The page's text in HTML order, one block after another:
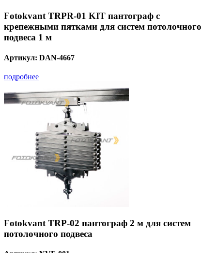
Fotokvant TRPR-01 KIT пантограф с
крепежными пятками для систем потолочного
подвеса 1 м
Артикул: DAN-4667
подробнее
Fotokvant TRP-02 пантограф 2 м для систем
потолочного подвеса